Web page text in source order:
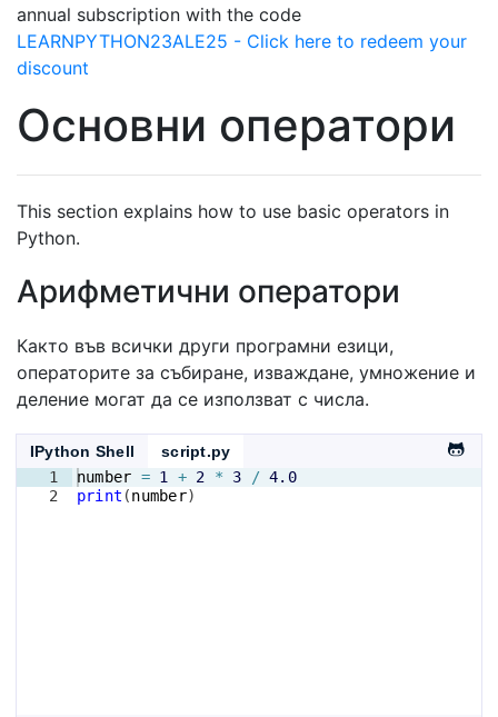
annual subscription with the code
LEARNPYTHON23ALE25 - Click here to redeem your
discount
Основни оператори
This section explains how to use basic operators in
Python.
Арифметични оператори
Както във всички други програмни езици,
операторите за събиране, изваждане, умножение и
деление могат да се използват с числа.
IPython Shell
script.py
1
2
number = 1 + 2 * 3 / 4.0
print (number)